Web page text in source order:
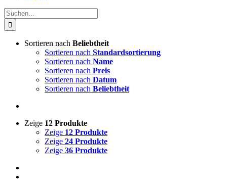
Suche
nach:
Sortieren nach Beliebtheit
Sortieren nach Standardsortierung
Sortieren nach Name
Sortieren nach Preis
Sortieren nach Datum
Sortieren nach Beliebtheit
Zeige 12 Produkte
Zeige 12 Produkte
Zeige 24 Produkte
Zeige 36 Produkte